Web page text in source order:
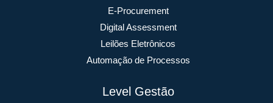
E-Procurement
Digital Assessment
Leilões Eletrônicos
Automação de Processos
Level Gestão